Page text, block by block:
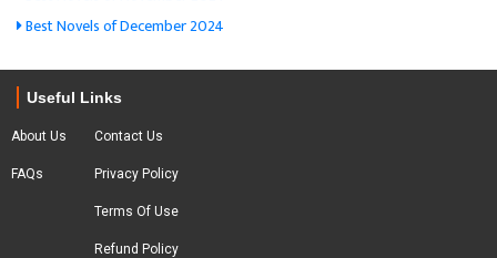
Best Novels of December 2024
Useful Links
About Us
FAQs
Contact Us
Privacy Policy
Terms Of Use
Refund Policy